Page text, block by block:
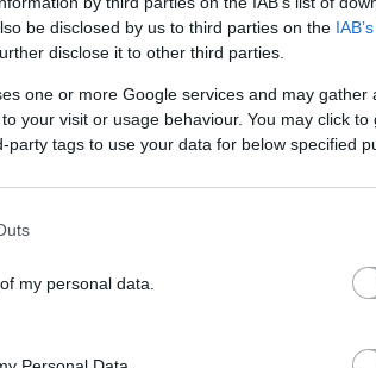
be disclosed by us to third parties on the
disclose it to other third parties.
one or more Google services and may gather
your visit or usage behaviour. You may click to
tags to use your data for below specified
my personal data.